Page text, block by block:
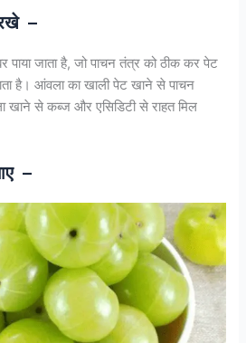
–
पाया जाता है, जो पाचन तंत्र को ठीक कर पेट
है। आंवला का खाली पेट खाने से पाचन
खाने से कब्ज और एसिडिटी से राहत मिल
–